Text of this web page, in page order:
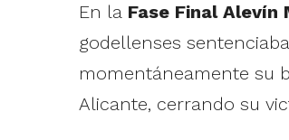
En la Fase Final Alevín
godellenses
momentáneamente su
Alicante, cerrando su